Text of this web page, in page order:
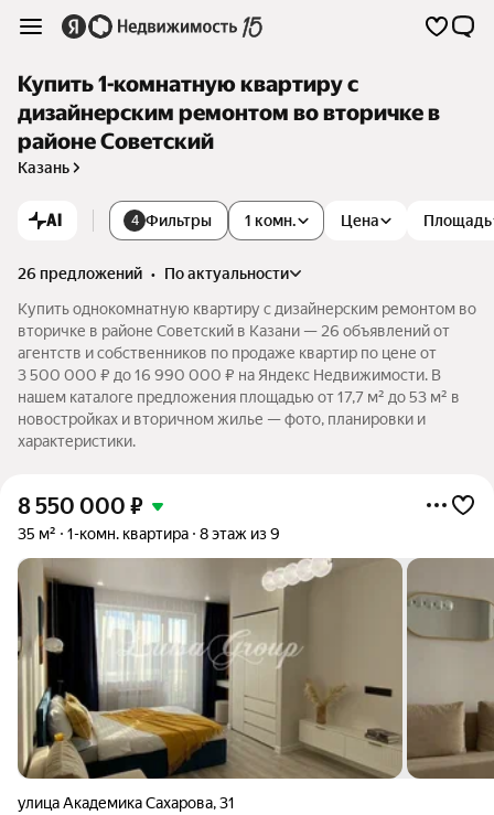
Купить 1-комнатную квартиру с
дизайнерским ремонтом во вторичке в
районе Советский
Казань
AI 4 Фильтры 1 комн. Цена Площадь
26 предложений •
по актуальности
Купить однокомнатную квартиру с дизайнерским ремонтом во
вторичке в районе Советский в Казани — 26 объявлений от
агентств и собственников по продаже квартир по цене от
3 500 000 ₽ до 16 990 000 ₽ на Яндекс Недвижимости. В
нашем каталоге предложения площадью от 17,7 м² до 53 м² в
новостройках и вторичном жилье — фото, планировки и
характеристики.
8 550 000 ₽
35 м² 1-комн. квартира 8 этаж из 9
улица Академика Сахарова,31